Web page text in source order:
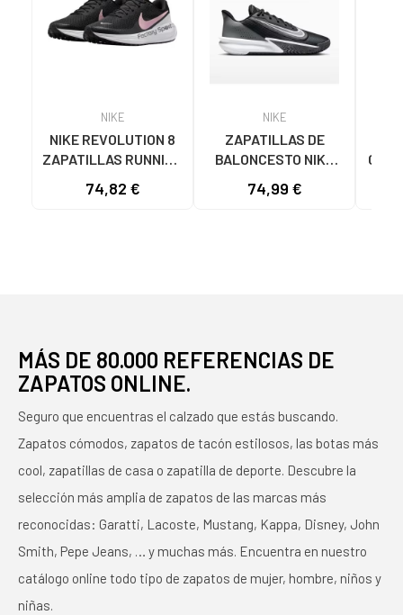
NIKE
NIKE REVOLUTION 8
ZAPATILLAS RUNNING
NEGRO-ROSA NAN
74,82 €
NIKE
ZAPATILLAS DE
BALONCESTO NIKE
NEGRO
74,99 €
MÁS DE 80.000 REFERENCIAS DE
ZAPATOS ONLINE.
Seguro que encuentras el calzado que estás buscando.
Zapatos cómodos, zapatos de tacón estilosos, las botas más
cool, zapatillas de casa o zapatilla de deporte. Descubre la
selección más amplia de zapatos de las marcas más
reconocidas: Garatti, Lacoste, Mustang, Kappa, Disney, John
Smith, Pepe Jeans, … y muchas más. Encuentra en nuestro
catálogo online todo tipo de zapatos de mujer, hombre, niños y
niñas.